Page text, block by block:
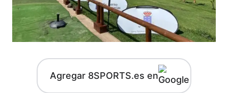
Agregar 8SPORTS.es en